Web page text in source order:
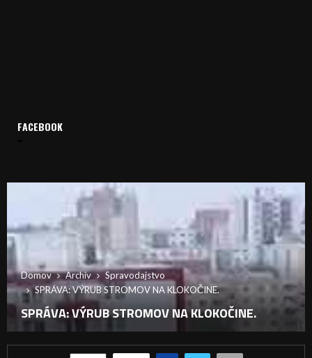
Domov Archív
Spravodajstvo
SPRÁVA: VÝRUB STROMOV NA KLOKOČINE.
SPRÁVA: VÝRUB STROMOV NA KLOKOČINE.
FACEBOOK